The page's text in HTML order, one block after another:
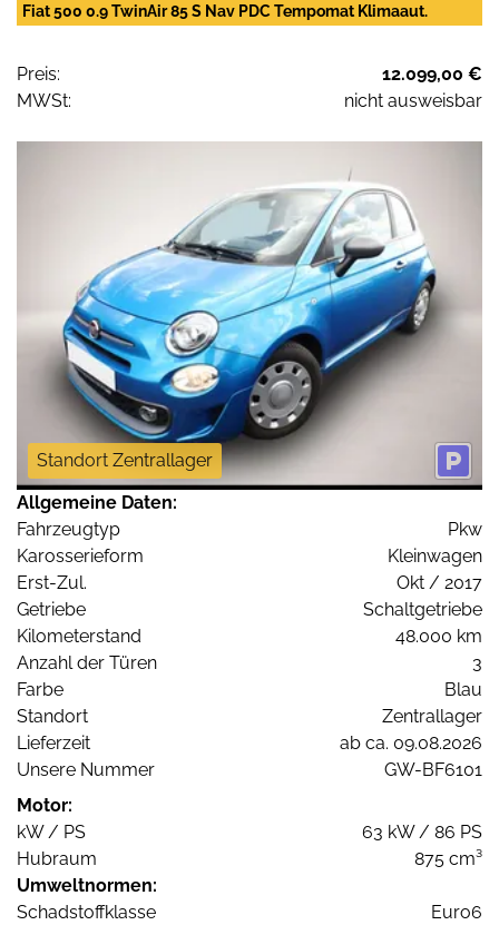
Fiat 500 0.9 TwinAir 85 S Nav PDC Tempomat Klimaaut.
Preis:
12.099,00 €
MWSt:
nicht ausweisbar
Standort Zentrallager
Allgemeine Daten:
Fahrzeugtyp
Pkw
Karosserieform
Kleinwagen
Erst-Zul.
Okt / 2017
Getriebe
Schaltgetriebe
Kilometerstand
48.000 km
Anzahl der Türen
3
Farbe
Blau
Standort
Zentrallager
Lieferzeit
ab ca. 09.08.2026
Unsere Nummer
GW-BF6101
Motor:
kW / PS
63 kW / 86 PS
Hubraum
875 cm³
Umweltnormen:
Schadstoffklasse
Euro6